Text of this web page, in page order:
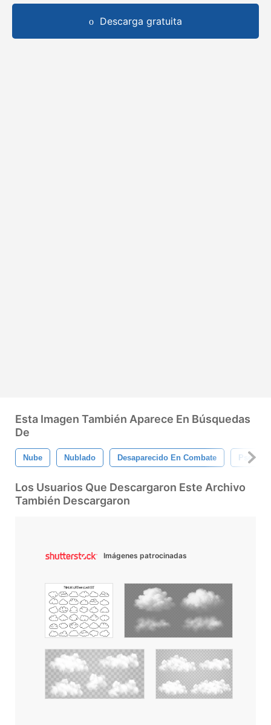
Descarga gratuita
Esta Imagen También Aparece En Búsquedas
De
Nube Nublado Desaparecido En Combate Psd
Los Usuarios Que Descargaron Este Archivo
También Descargaron
Imágenes patrocinadas